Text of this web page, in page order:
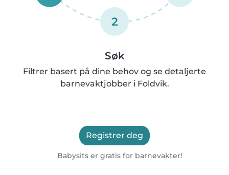
2
Søk
Filtrer basert på dine behov og se detaljerte
barnevaktjobber i Foldvik.
Registrer deg
Babysits er gratis for barnevakter!